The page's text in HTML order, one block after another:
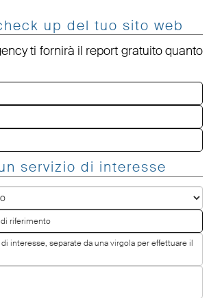
up del tuo sito web
ti fornirà il report gratuito quanto
servizio di interesse